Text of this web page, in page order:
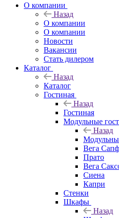
О компании
Назад
О компании
О компании
Новости
Вакансии
Стать дилером
Каталог
Назад
Каталог
Гостиная
Назад
Гостиная
Модульные
Назад
Вега
Прато
Вега
Сиена
Капри
Стенки
Шкафы
Назад